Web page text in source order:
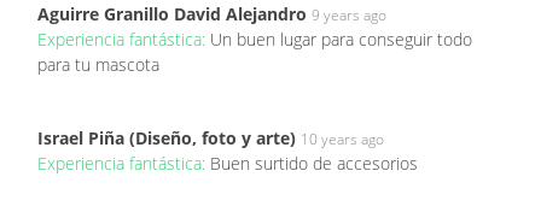
Aguirre Granillo David Alejandro 9 years ago
Experiencia fantástica: Un buen lugar para conseguir todo
para tu mascota
Israel Piña (Diseño, foto y arte) 10 years ago
Experiencia fantástica: Buen surtido de accesorios